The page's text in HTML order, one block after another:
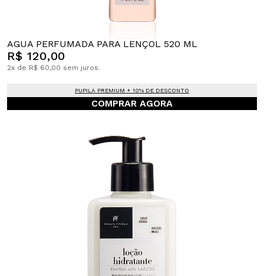
AGUA PERFUMADA PARA LENÇOL 520 ML
R$ 120,00
2x de R$ 60,00 sem juros.
PUPILA PREMIUM + 10% DE DESCONTO
COMPRAR AGORA